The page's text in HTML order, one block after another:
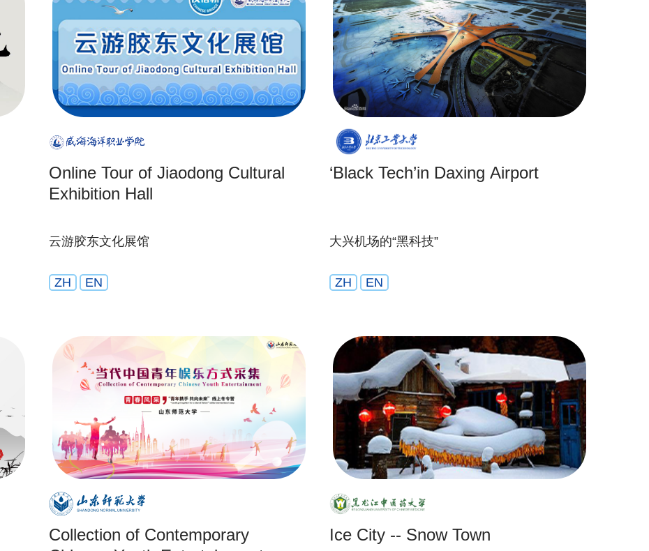
Online Tour of Jiaodong Cultural
Exhibition Hall
云游胶东文化展馆
ZH EN
‘Black Tech’in Daxing Airport
大兴机场的“黑科技”
ZH EN
Collection of Contemporary
Ice City -- Snow Town